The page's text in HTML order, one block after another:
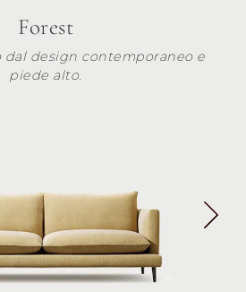
Forest
dal design contemporaneo e
piede alto.